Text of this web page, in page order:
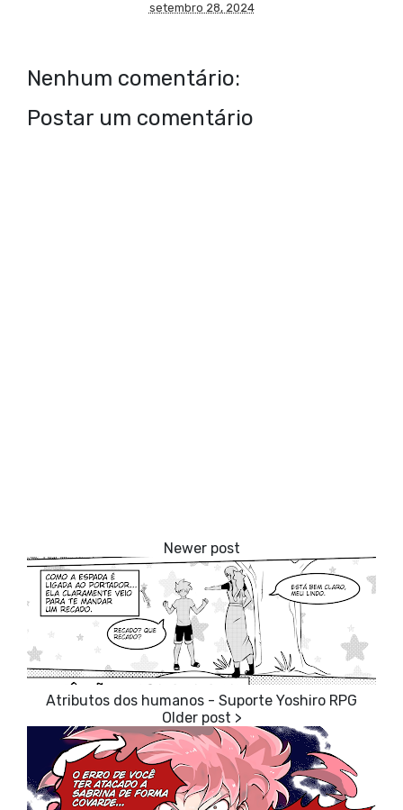
setembro 28, 2024
Nenhum comentário:
Postar um comentário
Atributos dos humanos - Suporte Yoshiro RPG